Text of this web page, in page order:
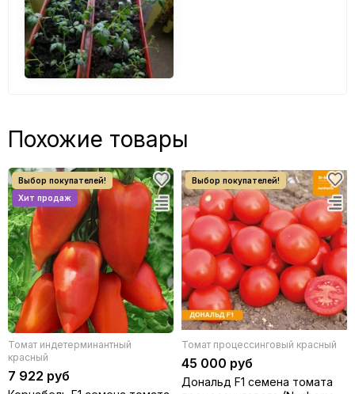
Похожие товары
Томат индетерминантный
красный
7 922 руб
Томат процессинговый красный
45 000 руб
Дональд F1 семена томата